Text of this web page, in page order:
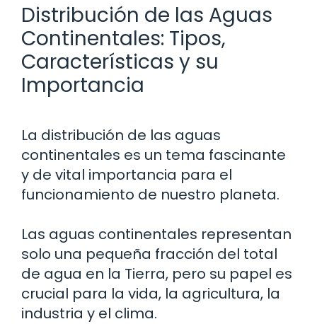
Distribución de las Aguas
Continentales: Tipos,
Características y su
Importancia
La distribución de las aguas
continentales es un tema fascinante
y de vital importancia para el
funcionamiento de nuestro planeta.
Las aguas continentales representan
solo una pequeña fracción del total
de agua en la Tierra, pero su papel es
crucial para la vida, la agricultura, la
industria y el clima.